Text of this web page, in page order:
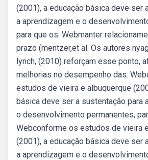
(2001), a educação básica deve ser
a aprendizagem e o
para que os. Webmanter
prazo (mentzer,et al. Os autores
lynch, (2010) reforçam esse ponto,
melhorias no desempenho das.
estudos de vieira e albuquerque
básica deve ser a sustentação para
o desenvolvimento permanentes,
Webconforme os estudos de vieira
(2001), a educação básica deve ser
a aprendizagem e o